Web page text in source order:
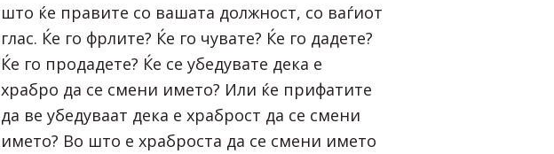
што ќе правите со вашата должност, со ваѓиот
глас. Ќе го фрлите? Ќе го чувате? Ќе го дадете?
Ќе го продадете? Ќе се убедувате дека е
храбро да се смени името? Или ќе прифатите
да ве убедуваат дека е храброст да се смени
името? Во што е храброста да се смени името